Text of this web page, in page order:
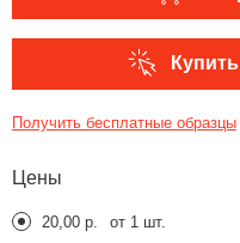
Получить бесплатные образцы
Цены
20,00 р.
от 1 шт.